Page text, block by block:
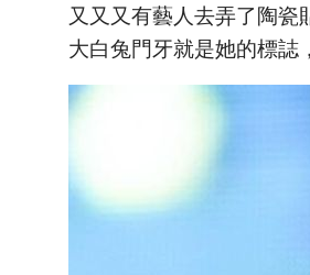
又又又有藝人去弄了陶瓷
大白兔門牙就是她的標誌